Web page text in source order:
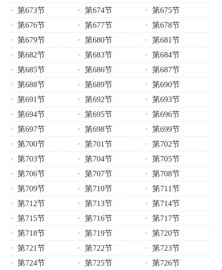
第673节
第674节
第675节
第676节
第677节
第678节
第679节
第680节
第681节
第682节
第683节
第684节
第685节
第686节
第687节
第688节
第689节
第690节
第691节
第692节
第693节
第694节
第695节
第696节
第697节
第698节
第699节
第700节
第701节
第702节
第703节
第704节
第705节
第706节
第707节
第708节
第709节
第710节
第711节
第712节
第713节
第714节
第715节
第716节
第717节
第718节
第719节
第720节
第721节
第722节
第723节
第724节
第725节
第726节